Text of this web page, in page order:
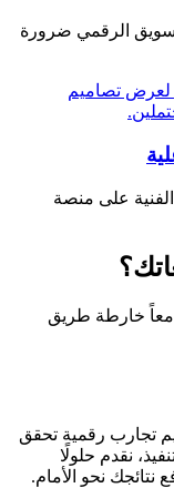
الرقمي ضرورة
على منصة
معاً خارطة طريق
تجارب رقمية تحقق
نقدم حلولًا
نحو الأمام.